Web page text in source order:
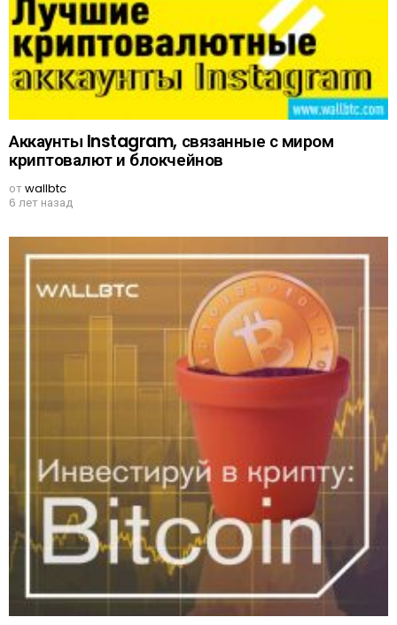
Аккаунты Instagram, связанные с миром
криптовалют и блокчейнов
отwallbtc
6 лет назад